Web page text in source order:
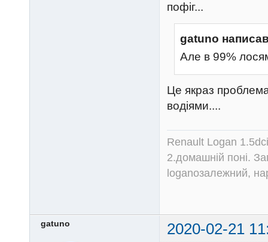
пофіг...
gatuno
Але в 99%
Це якраз
водіями....
Renault Logan
2.домашній поні.
loganозалежний,
gatuno 2020-02-21